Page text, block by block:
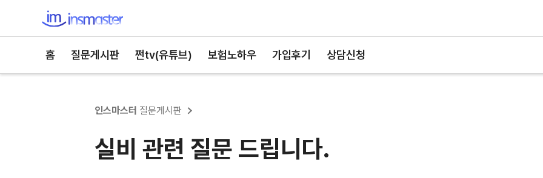
홈 질문게시판 쩐tv(유튜브) 보험노하우 가입후기 상담신청
인스마스터 질문게시판
실비 관련 질문 드립니다.